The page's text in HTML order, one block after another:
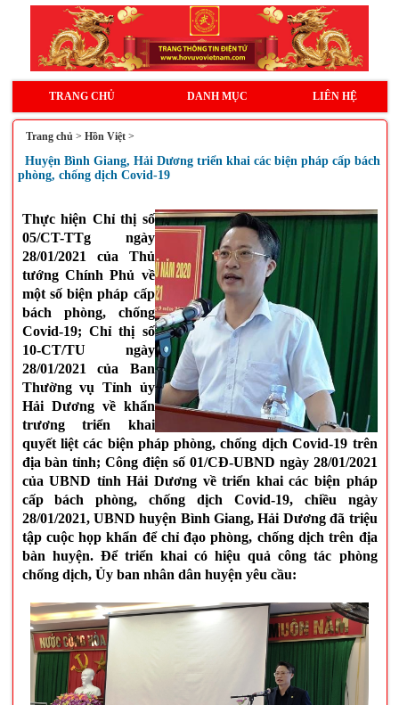
TRANG CHỦ DANH MỤC LIÊN HỆ
Trang chủ > Hồn Việt>
Huyện Bình Giang, Hải Dương triển khai các biện pháp cấp bách
phòng, chống dịch Covid-19
Thực hiện Chỉ thị số
05/CT-TTg ngày
28/01/2021 của Thủ
tướng Chính Phủ về
một số biện pháp cấp
bách phòng, chống
Covid-19; Chỉ thị số
10-CT/TU ngày
28/01/2021 của Ban
Thường vụ Tỉnh ủy
Hải Dương về khẩn
trương triển khai
quyết liệt các biện pháp phòng, chống dịch Covid-19 trên
địa bàn tỉnh; Công điện số 01/CĐ-UBND ngày 28/01/2021
của UBND tỉnh Hải Dương về triển khai các biện pháp
cấp bách phòng, chống dịch Covid-19, chiều ngày
28/01/2021, UBND huyện Bình Giang, Hải Dương đã triệu
tập cuộc họp khẩn để chỉ đạo phòng, chống dịch trên địa
bàn huyện. Để triển khai có hiệu quả công tác phòng
chống dịch, Ủy ban nhân dân huyện yêu cầu: